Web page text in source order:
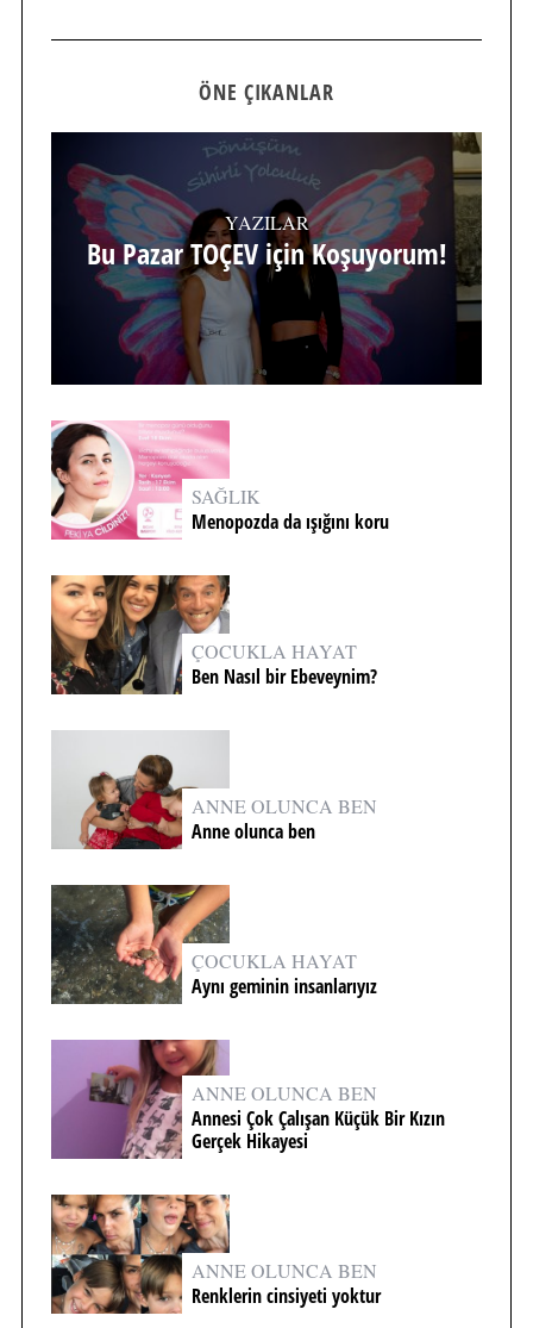
ÖNE ÇIKANLAR
YAZILAR
Bu Pazar TOÇEV için Koşuyorum!
SAĞLIK
Menopozda da ışığını koru
ÇOCUKLA HAYAT
Ben Nasıl bir Ebeveynim?
ANNE OLUNCA BEN
Anne olunca ben
ÇOCUKLA HAYAT
Aynı geminin insanlarıyız
ANNE OLUNCA BEN
Annesi Çok Çalışan Küçük Bir Kızın
Gerçek Hikayesi
ANNE OLUNCA BEN
Renklerin cinsiyeti yoktur